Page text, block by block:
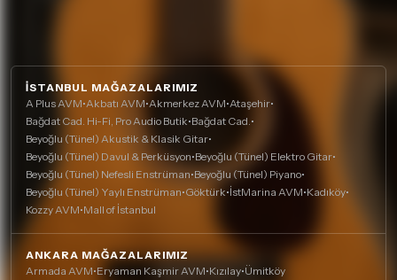
İSTANBUL MAĞAZALARIMIZ
A Plus AVM•Akbatı AVM•Akmerkez AVM•Ataşehir•
Bağdat Cad. Hi-Fi, Pro Audio Butik•Bağdat Cad.•
Beyoğlu (Tünel) Akustik & Klasik Gitar•
Beyoğlu (Tünel) Davul & Perküsyon•Beyoğlu (Tünel) Elektro Gitar•
Beyoğlu (Tünel) Nefesli Enstrüman•Beyoğlu (Tünel) Piyano•
Beyoğlu (Tünel) Yaylı Enstrüman•Göktürk•İstMarina AVM•Kadıköy•
Kozzy AVM•Mall of İstanbul
ANKARA MAĞAZALARIMIZ
Armada AVM•Eryaman Kaşmir AVM•Kızılay•Ümitköy